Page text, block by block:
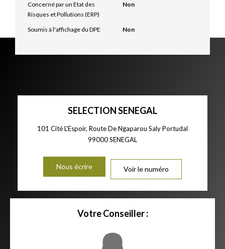
Concerné par un Etat des
Risques et Pollutions (ERP)
Non
Soumis à l'affichage du DPE Non
SELECTION SENEGAL
101 Cité L'Espoir, Route De Ngaparou Saly Portudal
99000SENEGAL
Nous écrire Voir le numéro
Votre Conseiller :